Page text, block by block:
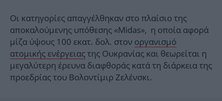
Οι κατηγορίες απαγγέλθηκαν στο πλαίσιο της
αποκαλούμενης υπόθεσης «Midas», η οποία αφορά
μίζα ύψους 100 εκατ. δολ. στον οργανισμό
ατομικής ενέργειαςτης Ουκρανίας και θεωρείται η
μεγαλύτερη έρευνα διαφθοράς κατά τη διάρκεια της
προεδρίας του Βολοντίμιρ Ζελένσκι.